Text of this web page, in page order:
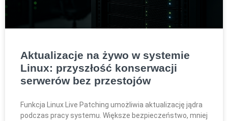
Aktualizacje na żywo w systemie
Linux: przyszłość konserwacji
serwerów bez przestojów
Funkcja Linux Live Patching umożliwia aktualizację jądra
podczas pracy systemu. Większe bezpieczeństwo, mniej